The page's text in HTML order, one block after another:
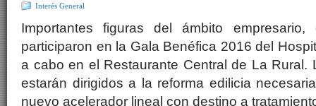
Interés General
Importantes figuras del ámbito empresario,
participaron en la Gala Benéfica 2016 del
a cabo en el Restaurante Central de La Rural.
estarán dirigidos a la reforma edilicia
nuevo acelerador lineal con destino a